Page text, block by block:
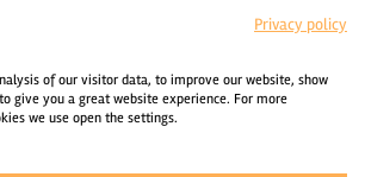
Privacy policy
of our visitor data, to improve our website, show
give you a great website experience. For more
we use open the settings.